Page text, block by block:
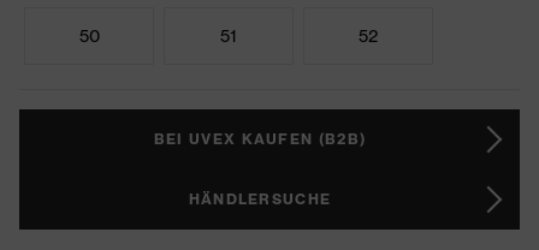
50 51 52
BEI UVEX KAUFEN (B2B)
HÄNDLERSUCHE